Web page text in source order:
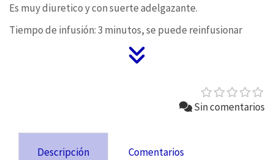
Es muy diuretico y con suerte adelgazante.
Tiempo de infusión: 3 minutos, se puede reinfusionar
Sin comentarios
Descripción Comentarios